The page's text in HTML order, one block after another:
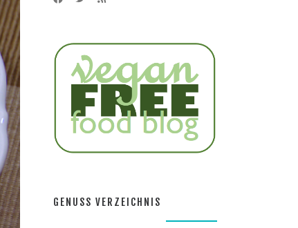
GENUSS VERZEICHNIS